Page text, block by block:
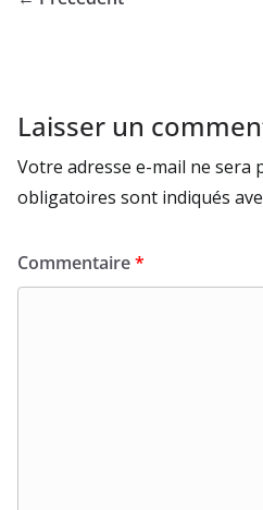
Laisser un
Votre adresse e-mail ne sera
obligatoires sont indiqués
Commentaire*